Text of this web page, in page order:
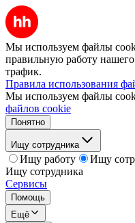
Мы используем файлы
правильную работу нашего
трафик.
Правила использования
Мы используем файлы
файлов cookie
Понятно
Ищу сотрудника
Ищу работу
Ищу
Ищу сотрудника
Сервисы
Помощь
Ещё